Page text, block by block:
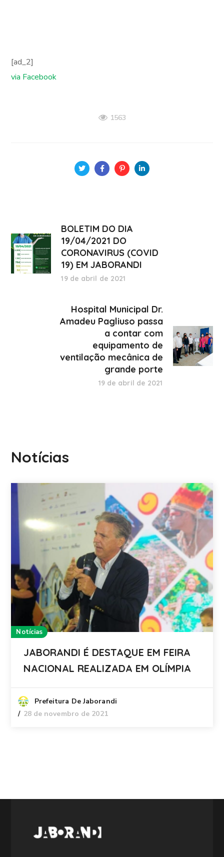
[ad_2]
via Facebook
1563
BOLETIM DO DIA
19/04/2021 DO
CORONAVIRUS (COVID
19) EM JABORANDI
19 de abril de 2021
Hospital Municipal Dr.
Amadeu Pagliuso passa
a contar com
equipamento de
ventilação mecânica de
grande porte
19 de abril de 2021
Notícias
Notícias
JABORANDI É DESTAQUE EM FEIRA
NACIONAL REALIZADA EM OLÍMPIA
Prefeitura De Jaborandi
28 de novembro de 2021